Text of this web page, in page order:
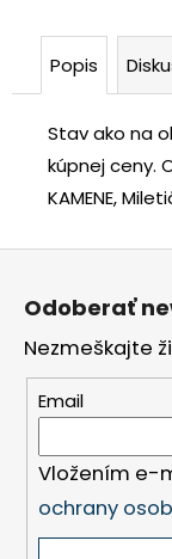
Popis
Stav ako na
kúpnej ceny.
KAMENE,
Z
Odoberať
Nezmeškajte
Email
Vložením e-
ochrany